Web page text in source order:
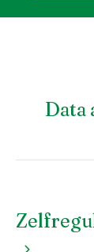
Data